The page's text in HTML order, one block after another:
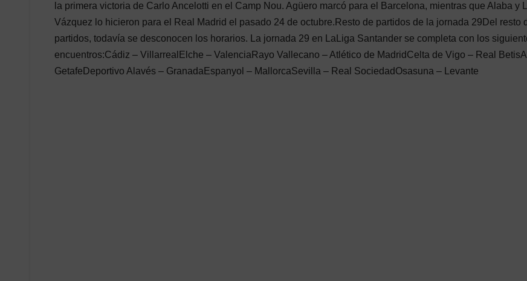
la primera victoria de Carlo Ancelotti en el Camp Nou. Agüero marcó para el Barcelona, mientras que Alaba y
Vázquez lo hicieron para el Real Madrid el pasado 24 de octubre.Resto de partidos de la jornada 29Del resto
partidos, todavía se desconocen los horarios. La jornada 29 en LaLiga Santander se completa con los
encuentros:Cádiz – VillarrealElche – ValenciaRayo Vallecano – Atlético de MadridCelta de Vigo – Real
GetafeDeportivo Alavés – GranadaEspanyol – MallorcaSevilla – Real SociedadOsasuna – Levante